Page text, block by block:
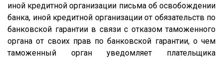
иной кредитной организации письма об освобождении
банка, иной кредитной организации от обязательств по
банковской гарантии в связи с отказом таможенного
органа от своих прав по банковской гарантии, о чем
таможенный орган уведомляет плательщика